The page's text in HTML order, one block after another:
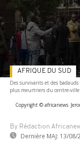
Des survivants et des
plus meurtriers du centre-
Copyright © africanews
By Rédaction
Dernière MAJ: 13/08/
AFRIQUE DU SUD